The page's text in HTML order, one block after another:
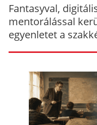
Fantasyval,
mentorálással
egyenletet a